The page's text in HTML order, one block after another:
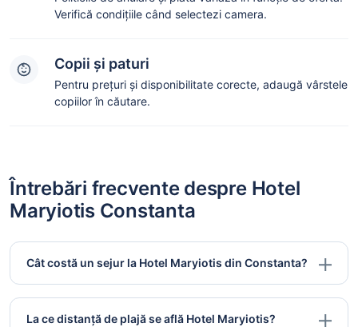
Verifică condițiile când selectezi camera.
Copii și paturi
Pentru prețuri și disponibilitate corecte, adaugă vârstele
copiilor în căutare.
Întrebări frecvente despre Hotel
Maryiotis Constanta
Cât costă un sejur la Hotel Maryiotis din Constanta?
La ce distanță de plajă se află Hotel Maryiotis?